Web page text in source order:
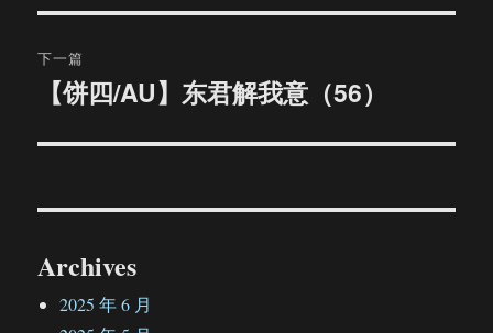
航
文
章：
下一篇
文
【饼四/AU】东君解我意（56）
Archives
2025 年 6 月